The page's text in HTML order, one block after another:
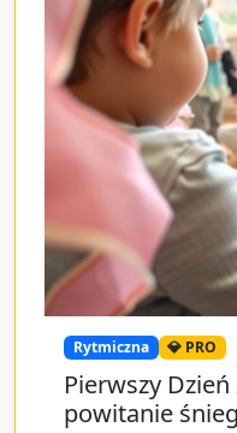
Rytmiczna 💎 PRO
Pierwszy
powitanie